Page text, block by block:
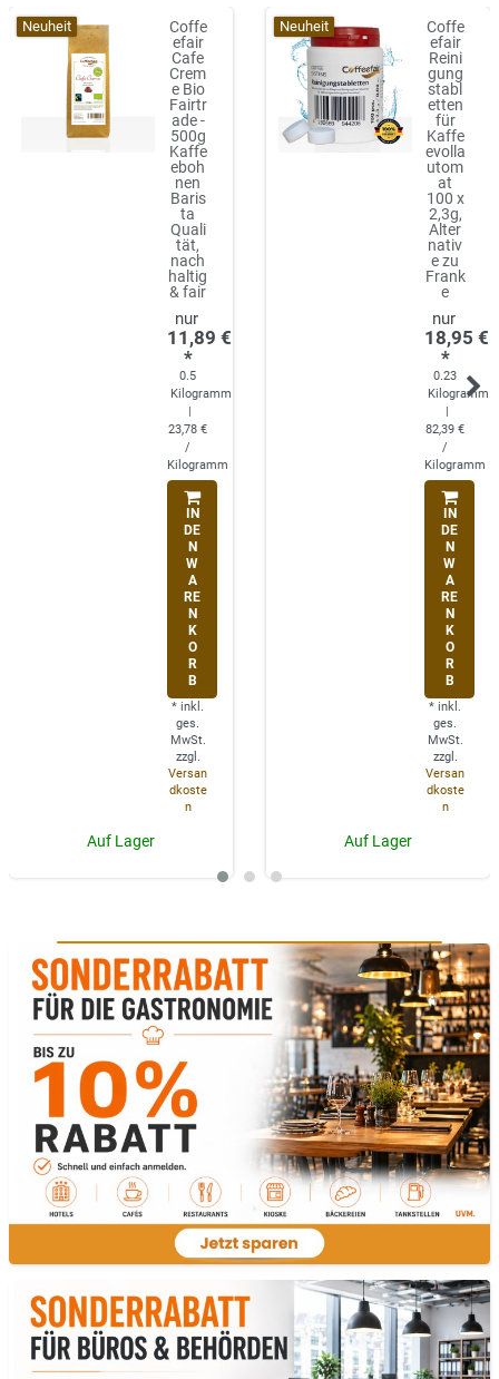
Neuheit
Coffe
efair
Cafe
Crem
e Bio
Fairtr
ade -
500g
Kaffe
eboh
nen
Baris
ta
Quali
tät,
nach
haltig
& fair
11,89 €
*
0.5
Kilogramm
23,78 €
/
Kilogramm
IN
DE
N
W
A
RE
N
K
O
R
B
* inkl.
ges.
MwSt.
zzgl.
Versan
dkoste
n
Auf Lager
Neuheit
Coffe
efair
Reini
gung
stabl
etten
für
Kaffe
evolla
utom
at
100 x
2,3g,
Alter
nativ
e zu
Frank
e
18,95 €
*
0.23
Kilogramm
82,39 €
/
Kilogramm
IN
DE
N
W
A
RE
N
K
O
R
B
* inkl.
ges.
MwSt.
zzgl.
Versan
dkoste
n
Auf Lager